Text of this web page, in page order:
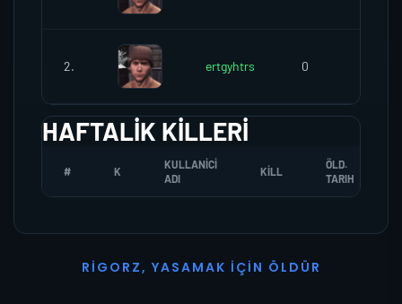
2. ertgyhtrs 0
HAFTALIK KILLERI
# K
KULLANICI
ADI
KILL
ÖLD.
TARIH
R I G O R Z, YASAMAK İ ÇI N Ö L D Ü R